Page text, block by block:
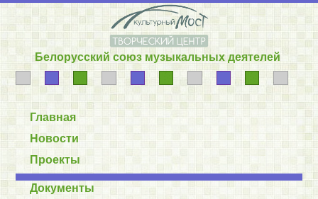
Белорусский союз музыкальных деятелей
Главная
Новости
Проекты
Документы